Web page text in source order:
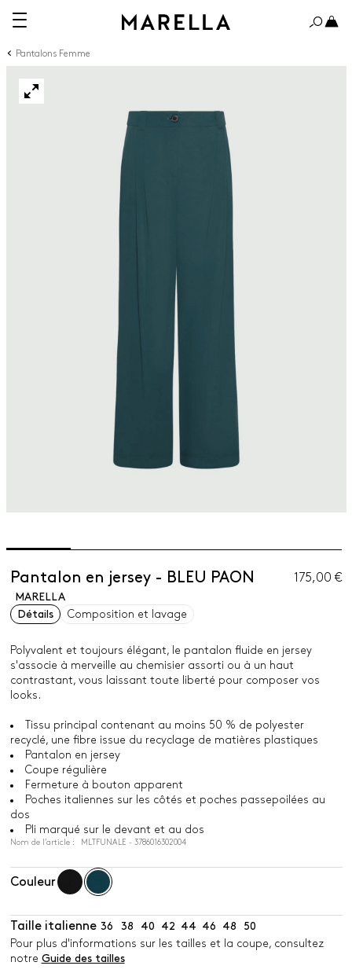
Pantalons Femme
Pantalon en jersey - BLEU PAON 175,00 €
MARELLA
Détails
Composition et lavage
Polyvalent et toujours élégant, le pantalon fluide en jersey
s'associe à merveille au chemisier assorti ou à un haut
contrastant, vous laissant toute liberté pour composer vos
looks.
Tissu principal contenant au moins 50 % de polyester
recyclé, une fibre issue du recyclage de matières plastiques
Pantalon en jersey
Coupe régulière
Fermeture à bouton apparent
Poches italiennes sur les côtés et poches passepoilées au
dos
Pli marqué sur le devant et au dos
Nom de l’article : MLTFUNALE - 3786016302004
Couleur
Taille italienne 36 38 40 42 44 46 48
50
Pour plus d'informations sur les tailles et la coupe, consultez
notre Guide des tailles